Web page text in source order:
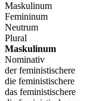
Maskulinum
Femininum
Neutrum
Plural
Maskulinum
Nominativ
der feministischere
die feministischere
das feministischere